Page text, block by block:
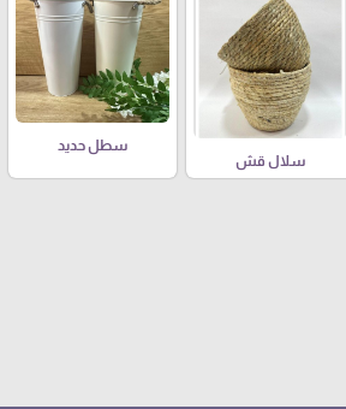
سلال قش
سطل حديد